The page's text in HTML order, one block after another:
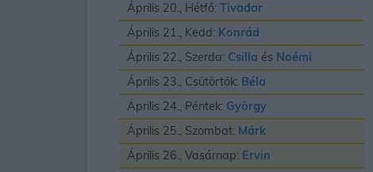
Április 20., Hétfő: Tivadar
Április 21., Kedd: Konrád
Április 22., Szerda: Csilla és Noémi
Április 23., Csütörtök: Béla
Április 24., Péntek: György
Április 25., Szombat: Márk
Április 26., Vasárnap: Ervin